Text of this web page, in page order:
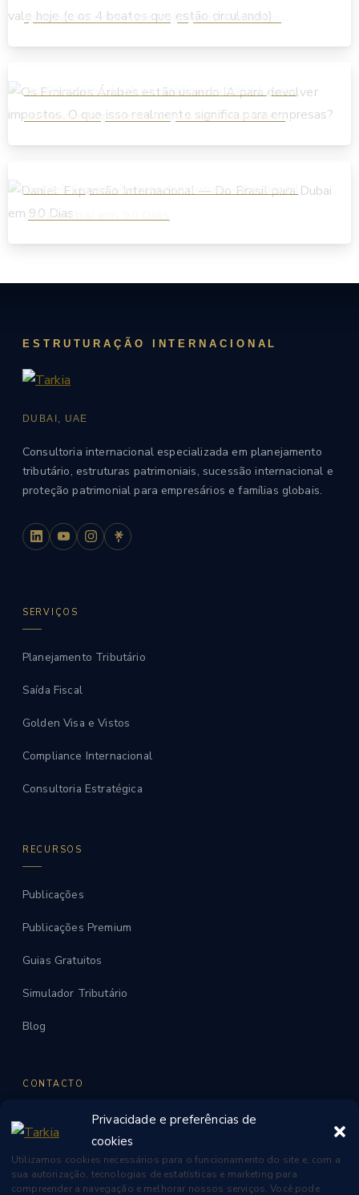
que realmente vale hoje (e os 4 boatos
Os Emirados Árabes estão usando IA para
devolver impostos. O que isso realmente
Daniel: Expansão Internacional — Do Brasil
para Dubai em 90 Dias
Privacidade e preferências de
cookies
Utilizamos cookies necessários para o funcionamento do site e, com a
sua autorização, tecnologias de estatísticas e marketing para
compreender a navegação e melhorar nossos serviços. Você pode
ESTRUTURAÇÃO INTERNACIONAL
DUBAI, UAE
Consultoria internacional especializada em planejamento
tributário, estruturas patrimoniais, sucessão internacional e
proteção patrimonial para empresários e famílias globais.
SERVIÇOS
Planejamento Tributário
Saída Fiscal
Golden Visa e Vistos
Compliance Internacional
Consultoria Estratégica
RECURSOS
Publicações
Publicações Premium
Guias Gratuitos
Simulador Tributário
Blog
CONTACTO
contato@tarkia.ae
Dubai, UAE